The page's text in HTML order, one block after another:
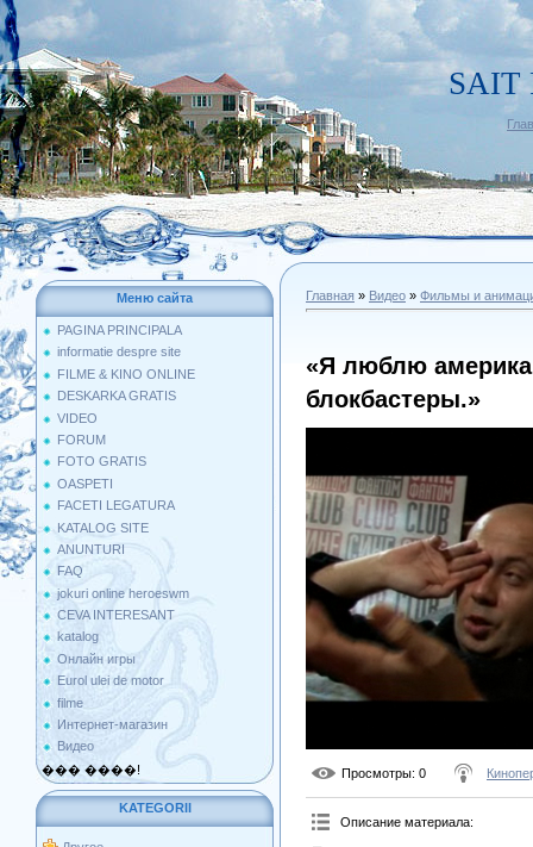
SAIT
Меню сайта
PAGINA PRINCIPALA
informatie despre site
FILME & KINO ONLINE
DESKARKA GRATIS
VIDEO
FORUM
FOTO GRATIS
OASPETI
FACETI LEGATURA
KATALOG SITE
ANUNTURI
FAQ
jokuri online heroeswm
CEVA INTERESANT
katalog
Онлайн игры
Eurol ulei de motor
filme
Интернет-магазин
Видео
��� ����!
KATEGORII
Главная » Видео » Фильмы и
«Я люблю
блокбастеры.»
Просмотры: 0
Описание материала: